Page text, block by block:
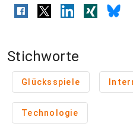
Stichworte
Glücksspiele
Technologie